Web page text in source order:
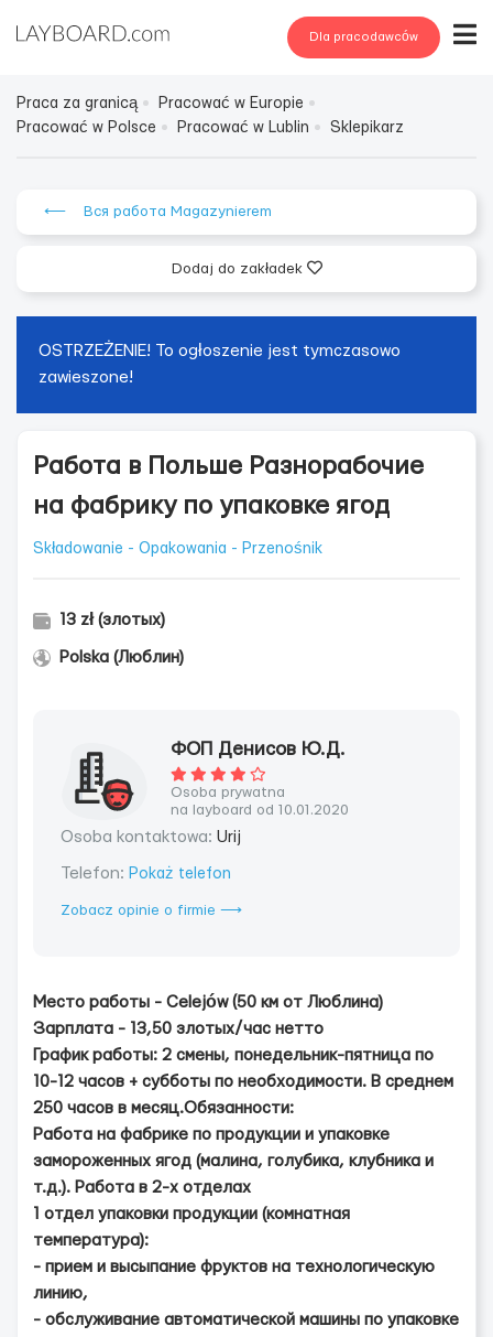
Dla pracodawców
Praca za granicą
Pracować w Europie
Pracować w Polsce
Pracować w Lublin Sklepikarz
⟵ Вся работа Magazynierem
Dodaj do zakładek
OSTRZEŻENIE! To ogłoszenie jest tymczasowo
zawieszone!
Работа в Польше Разнорабочие
на фабрику по упаковке ягод
Składowanie - Opakowania - Przenośnik
13 zł (злотых)
Polska (Люблин)
ФОП Денисов Ю.Д.
Osoba prywatna
na layboard od 10.01.2020
Osoba kontaktowa: Urij
Telefon: Pokaż telefon
Zobacz opinie o firmie ⟶
Место работы - Celejów (50 км от Люблина)
Зарплата - 13,50 злотых/час нетто
График работы: 2 смены, понедельник-пятница по
10-12 часов + субботы по необходимости. В среднем
250 часов в месяц.Обязанности:
Работа на фабрике по продукции и упаковке
замороженных ягод (малина, голубика, клубника и
т.д.). Работа в 2-х отделах
1 отдел упаковки продукции (комнатная
температура):
- прием и высыпание фруктов на технологическую
линию,
- обслуживание автоматической машины по упаковке